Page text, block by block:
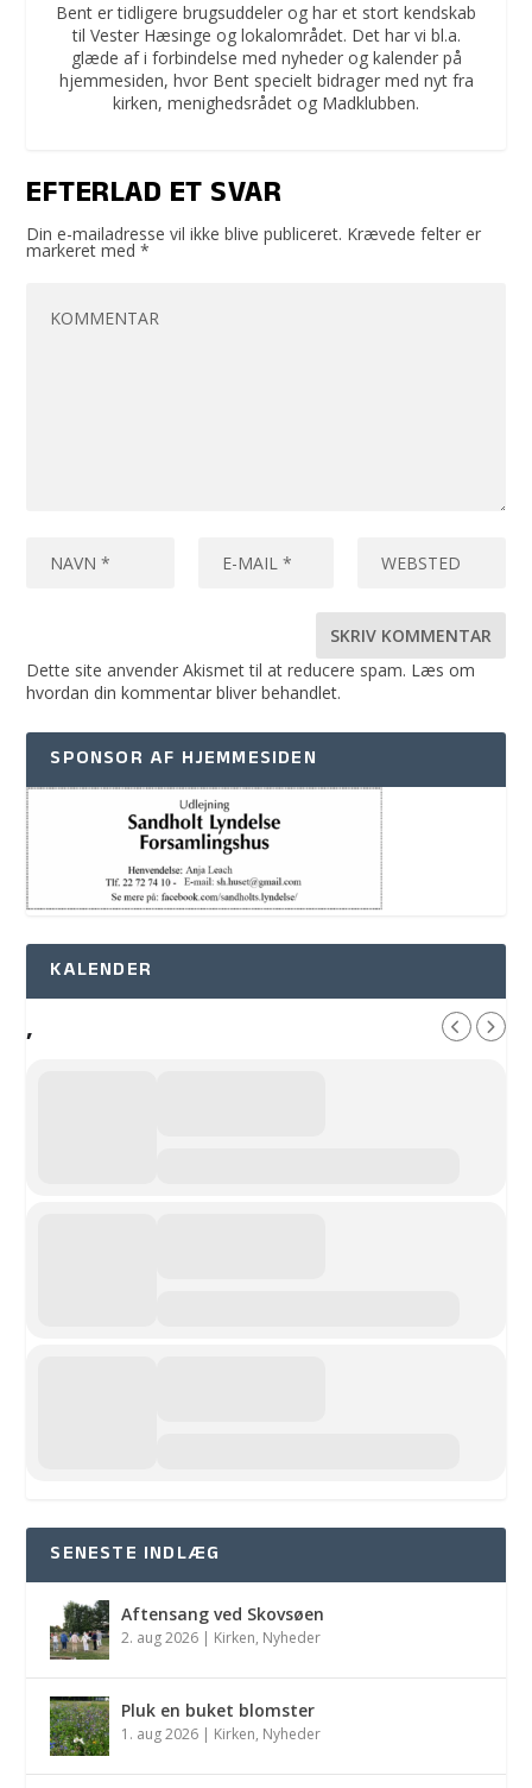
Bent er tidligere brugsuddeler og har et stort kendskab
til Vester Hæsinge og lokalområdet. Det har vi bl.a.
glæde af i forbindelse med nyheder og kalender på
hjemmesiden, hvor Bent specielt bidrager med nyt fra
kirken, menighedsrådet og Madklubben.
EFTERLAD ET SVAR
Din e-mailadresse vil ikke blive publiceret. Krævede felter er
markeret med*
Dette site anvender Akismet til at reducere spam. Læs om
hvordan din kommentar bliver behandlet.
SPONSOR AF HJEMMESIDEN
KALENDER
,
SENESTE INDLÆG
Aftensang ved Skovsøen
2. aug 2026 | Kirken, Nyheder
Pluk en buket blomster
1. aug 2026 | Kirken, Nyheder